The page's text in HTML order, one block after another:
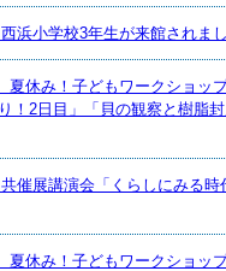
浜小学校3年生が来館されま
休み！子どもワークショッ
！2日目」「貝の観察と樹脂
催展講演会「くらしにみる時
休み！子どもワークショッ